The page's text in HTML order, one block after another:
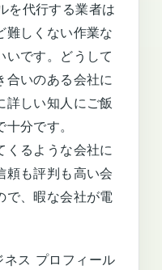
を代行する業者は
難しくない作業な
いです。どうして
合いのある会社に
詳しい知人にご飯
分です。
くるような会社に
頼も評判も高い会
で、暇な会社が電
ス プロフィール